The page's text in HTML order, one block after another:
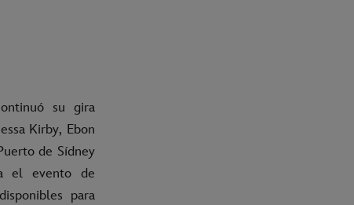
su gira
Kirby, Ebon
de Sídney
el evento de
para